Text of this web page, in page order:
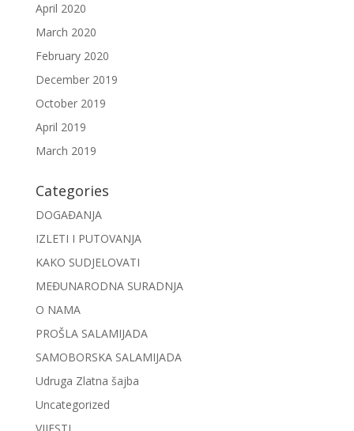
April 2020
March 2020
February 2020
December 2019
October 2019
April 2019
March 2019
Categories
DOGAĐANJA
IZLETI I PUTOVANJA
KAKO SUDJELOVATI
MEĐUNARODNA SURADNJA
O NAMA
PROŠLA SALAMIJADA
SAMOBORSKA SALAMIJADA
Udruga Zlatna šajba
Uncategorized